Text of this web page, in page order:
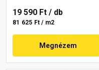
19 590 Ft / db
81 625 Ft / m2
Megnézem